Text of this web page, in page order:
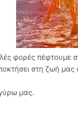
φορές πέφτουμε
στη ζωή μας
μας.